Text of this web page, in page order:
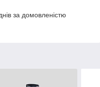
за домовленістю